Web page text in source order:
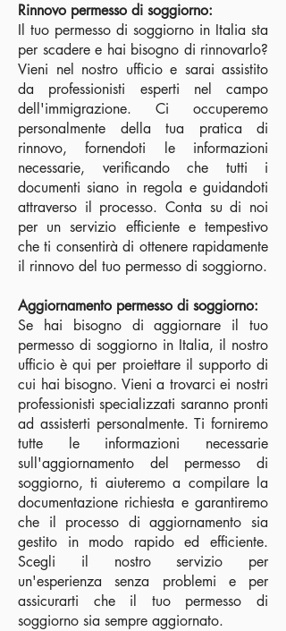
Rinnovo permesso di soggiorno:
Il tuo permesso di soggiorno in Italia sta
per scadere e hai bisogno di rinnovarlo?
Vieni nel nostro ufficio e sarai assistito
da professionisti esperti nel campo
dell'immigrazione. Ci occuperemo
personalmente della tua pratica di
rinnovo, fornendoti le informazioni
necessarie, verificando che tutti i
documenti siano in regola e guidandoti
attraverso il processo. Conta su di noi
per un servizio efficiente e tempestivo
che ti consentirà di ottenere rapidamente
il rinnovo del tuo permesso di soggiorno.
Aggiornamento permesso di soggiorno:
Se hai bisogno di aggiornare il tuo
permesso di soggiorno in Italia, il nostro
ufficio è qui per proiettare il supporto di
cui hai bisogno. Vieni a trovarci ei nostri
professionisti specializzati saranno pronti
ad assisterti personalmente. Ti forniremo
tutte le informazioni necessarie
sull'aggiornamento del permesso di
soggiorno, ti aiuteremo a compilare la
documentazione richiesta e garantiremo
che il processo di aggiornamento sia
gestito in modo rapido ed efficiente.
Scegli il nostro servizio per
un'esperienza senza problemi e per
assicurarti che il tuo permesso di
soggiorno sia sempre aggiornato.